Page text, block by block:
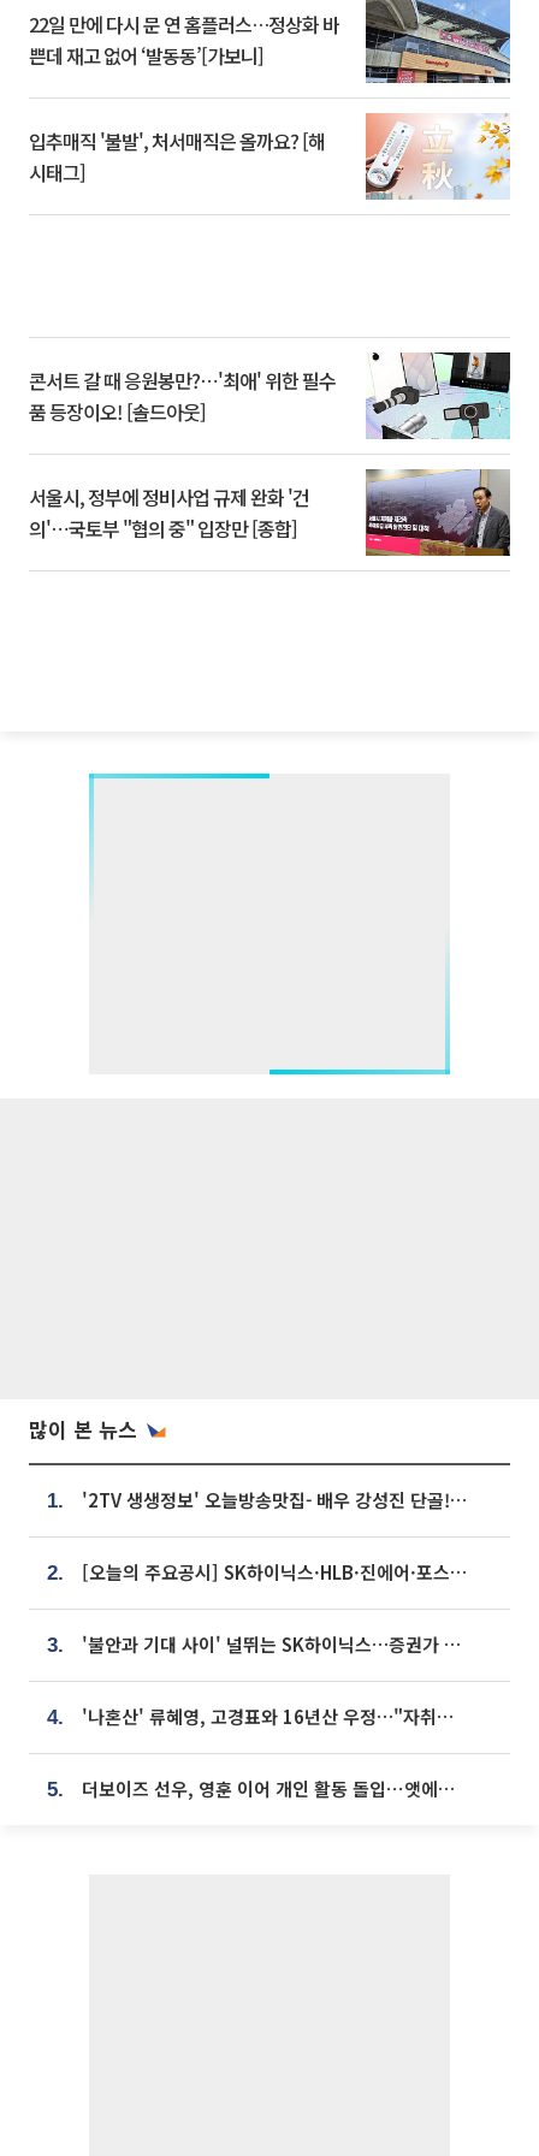
22일 만에 다시 문 연 홈플러스…정상화 바
쁜데 재고 없어 ‘발동동’[가보니]
입추매직 '불발', 처서매직은 올까요? [해
시태그]
콘서트 갈 때 응원봉만?⋯'최애' 위한 필수
품 등장이오! [솔드아웃]
서울시, 정부에 정비사업 규제 완화 '건
의'⋯국토부 "협의 중" 입장만 [종합]
많이 본 뉴스
1. '2TV 생생정보' 오늘방송맛집- 배우 강성진 단골! 쌀국수ㆍ푸팟퐁 커리 맛집 '블○○○'
2. [오늘의 주요공시] SK하이닉스·HLB·진에어·포스코홀딩스·네이버·대우건설 등
3. '불안과 기대 사이' 널뛰는 SK하이닉스…증권가 "HBM4·LTA 기반 펀터멘털 견고"
4. '나혼산' 류혜영, 고경표와 16년산 우정…"자취방서 부모님과 마주쳐"
5. 더보이즈 선우, 영훈 이어 개인 활동 돌입⋯앳에어리어와 전속계약